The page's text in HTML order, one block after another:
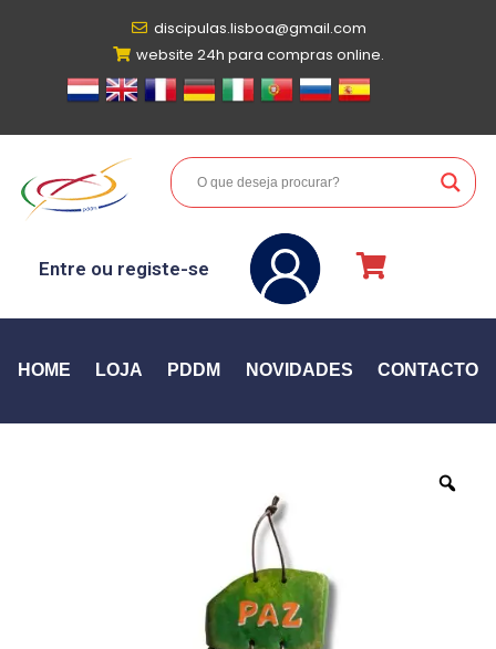
discipulas.lisboa@gmail.com
website 24h para compras online.
Entre ou registe-se
HOME LOJA PDDM NOVIDADES CONTACTO